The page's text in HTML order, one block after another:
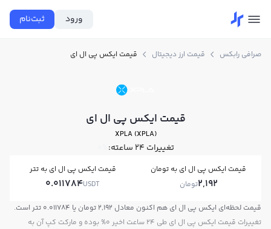
ورود ثبت‌نام
صرافی رابکس قیمت ارز دیجیتال قیمت ایکس پی ال ای
قیمت ایکس پی ال ای
XPLA (XPLA)
تغییرات ۲۴ ساعته: 0%
قیمت ایکس پی ال ای به تومان
2,192تومان
قیمت ایکس پی ال ای به تتر
0.011784USDT
قیمت لحظه‌ای ایکس پی ال ای هم اکنون معادل 2,192 تومان یا 0.011784 تتر است.
تغییرات قیمت ایکس پی ال ای طی 24 ساعت اخیر 0% بوده و مارکت کپ آن به